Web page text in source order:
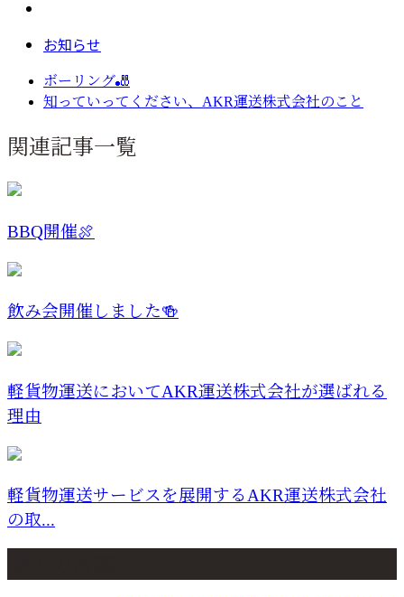
お知らせ
ボーリング🎳
知っていってください、AKR運送株式会社のこと
関連記事一覧
BBQ開催🍖
飲み会開催しました🍻
軽貨物運送においてAKR運送株式会社が選ばれる
理由
軽貨物運送サービスを展開するAKR運送株式会社
の取...